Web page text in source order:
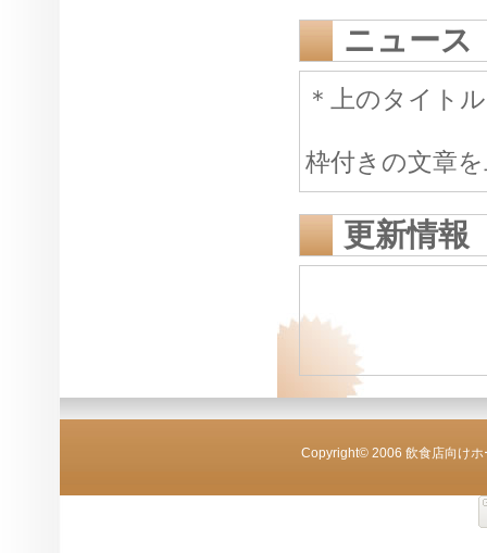
ニュース
＊上のタイト
枠付きの文章
オススメ情報
ん、「キャン
更新情報
Copyright© 2006 飲食店向け